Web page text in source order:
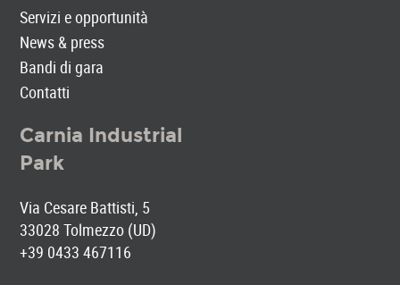
Servizi e opportunità
News & press
Bandi di gara
Contatti
Carnia Industrial
Park
Via Cesare Battisti, 5
33028 Tolmezzo (UD)
+39 0433 467116